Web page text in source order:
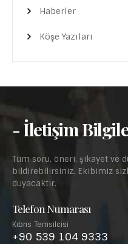
Haberler
Köşe Yazıları
- İletişim
Tüm soru, öneri, şikayet ve
bildirebilirsiniz. Ekibimiz
duyacaktır.
Telefon Numarası
Kıbrıs Temsilcisi
+90 539 104 9333